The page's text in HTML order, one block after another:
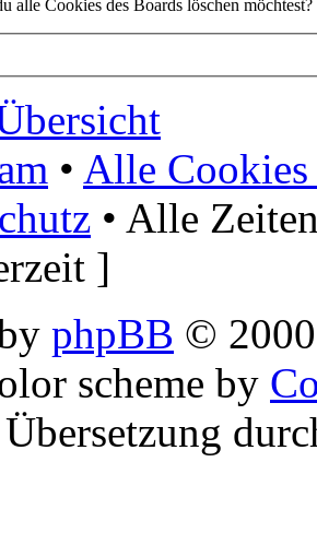
alle Cookies des Boards löschen möchtest?
• Alle Cookies
• Alle
]
phpBB ©
scheme by